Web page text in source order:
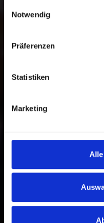
Notwendig
Präferenzen
Statistiken
Marketing
und einer